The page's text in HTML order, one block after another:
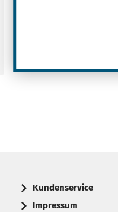
Kundenservice
Impressum